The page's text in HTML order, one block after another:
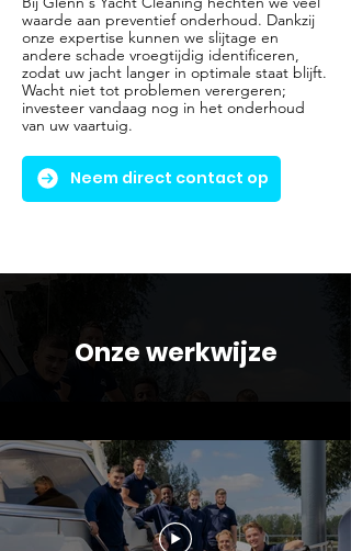
waarde aan preventief onderhoud. Dankzij
onze expertise kunnen we slijtage en
andere schade vroegtijdig identificeren,
zodat uw jacht langer in optimale staat blijft.
Wacht niet tot problemen verergeren;
investeer vandaag nog in het onderhoud
van uw vaartuig.
Neem direct contact op
Onze werkwijze